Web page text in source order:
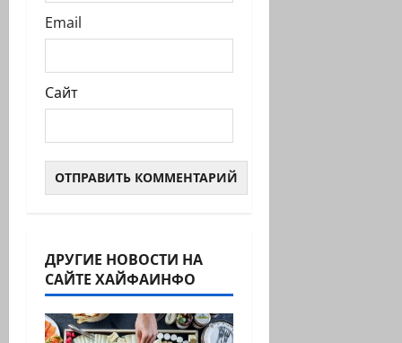
Email
Сайт
ДРУГИЕ НОВОСТИ НА
САЙТЕ ХАЙФАИНФО